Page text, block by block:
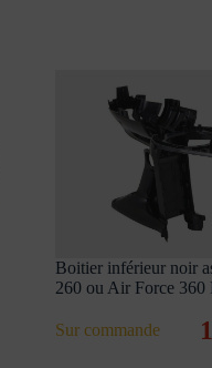
Boitier inférieur noir
260 ou Air Force 360
Sur commande